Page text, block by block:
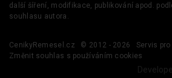
další šíření, modifikace, publikování apod.
souhlasu autora.
CenikyRemesel.cz © 2012 - 2026
Servis
Změnit souhlas s používáním cookies